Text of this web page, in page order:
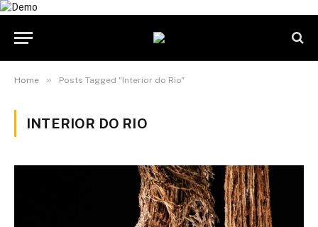
Home » Posts Tagged "Interior do Rio"
INTERIOR DO RIO